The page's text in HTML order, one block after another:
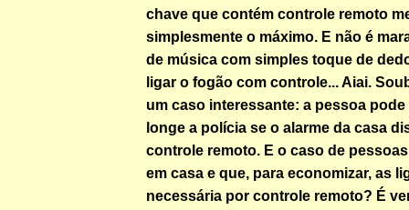
chave que contém controle remoto
simplesmente o máximo. E não é
de música com simples toque de
ligar o fogão com controle... Aiai.
um caso interessante: a pessoa
longe a polícia se o alarme da casa
controle remoto. E o caso de
em casa e que, para economizar, as
necessária por controle remoto? É